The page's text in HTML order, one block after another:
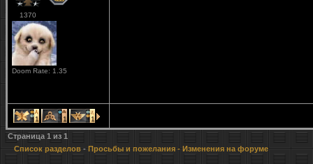
1370
Doom Rate: 1.35
1 1 1
Страница 1из 1
Список разделов - Просьбы и пожелания - Изменения на форуме